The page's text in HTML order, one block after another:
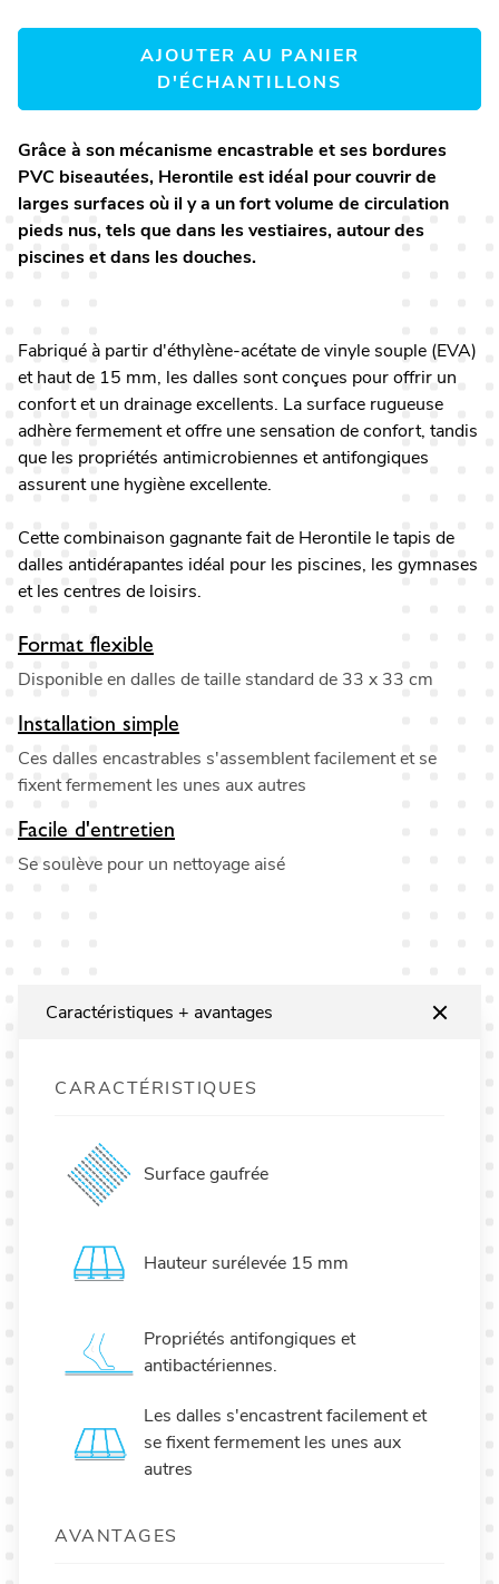
AJOUTER AU PANIER
D'ÉCHANTILLONS
Grâce à son mécanisme encastrable et ses bordures
PVC biseautées, Herontile est idéal pour couvrir de
larges surfaces où il y a un fort volume de circulation
pieds nus, tels que dans les vestiaires, autour des
piscines et dans les douches.
Fabriqué à partir d'éthylène-acétate de vinyle souple (EVA)
et haut de 15 mm, les dalles sont conçues pour offrir un
confort et un drainage excellents. La surface rugueuse
adhère fermement et offre une sensation de confort, tandis
que les propriétés antimicrobiennes et antifongiques
assurent une hygiène excellente.
Cette combinaison gagnante fait de Herontile le tapis de
dalles antidérapantes idéal pour les piscines, les gymnases
et les centres de loisirs.
Format flexible
Disponible en dalles de taille standard de 33 x 33 cm
Installation simple
Ces dalles encastrables s'assemblent facilement et se
fixent fermement les unes aux autres
Facile d'entretien
Se soulève pour un nettoyage aisé
Caractéristiques + avantages
CARACTÉRISTIQUES
Surface gaufrée
Hauteur surélevée 15 mm
Propriétés antifongiques et
antibactériennes.
Les dalles s'encastrent facilement et
se fixent fermement les unes aux
autres
AVANTAGES